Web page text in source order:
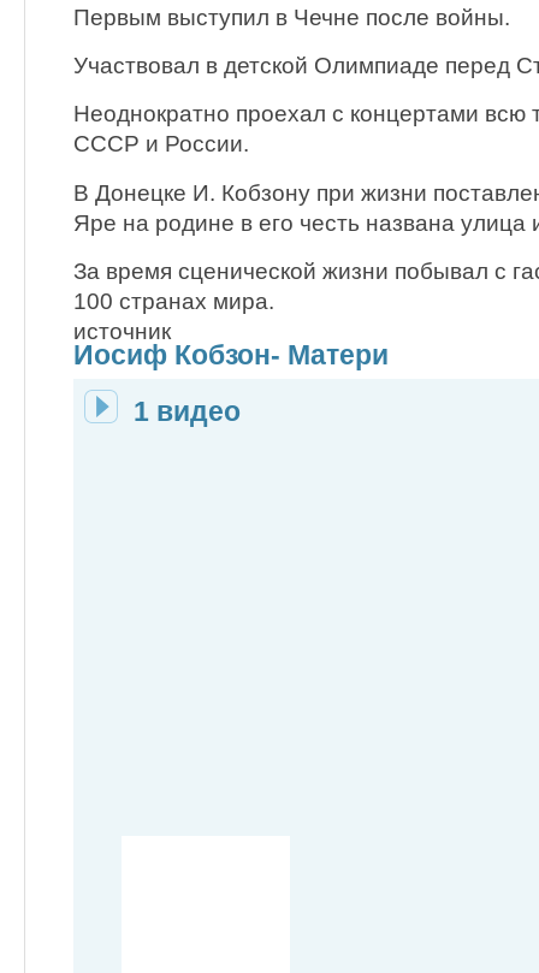
Первым выступил в Чечне после войны.
Участвовал в детской Олимпиаде перед
Неоднократно проехал с концертами
СССР и России.
В Донецке И. Кобзону при жизни
Яре на родине в его честь названа улица
За время сценической жизни побывал с
100 странах мира.
источник
Иосиф Кобзон- Матери
1 видео